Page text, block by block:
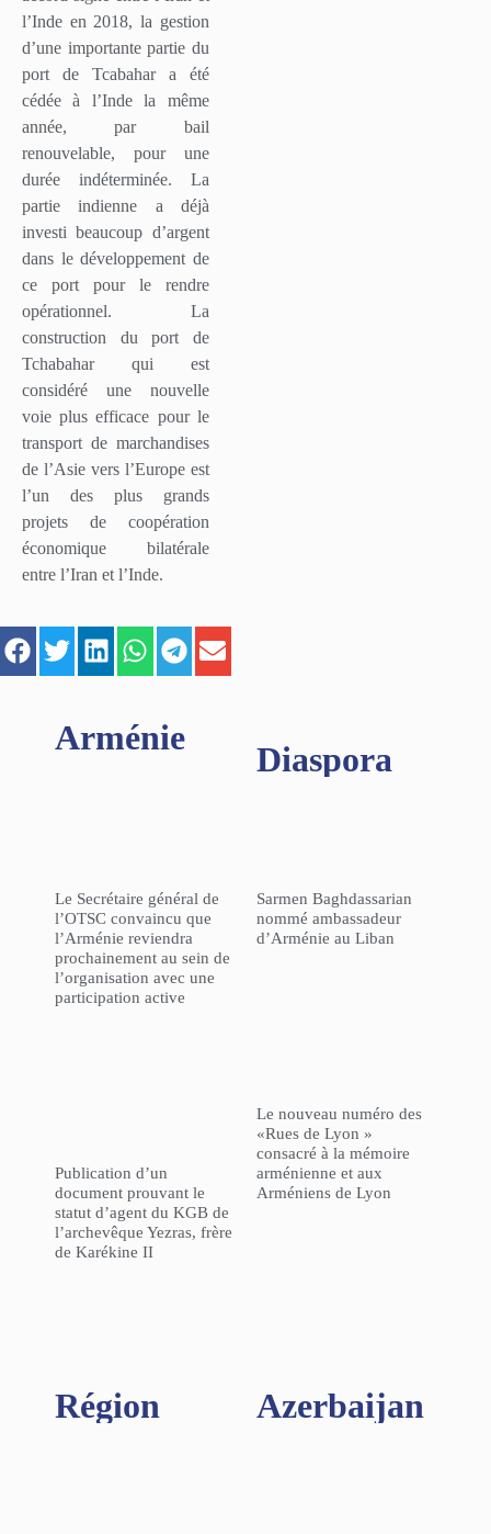
l’Inde en 2018, la gestion
d’une importante partie du
port de Tcabahar a été
cédée à l’Inde la même
année, par bail
renouvelable, pour une
durée indéterminée. La
partie indienne a déjà
investi beaucoup d’argent
dans le développement de
ce port pour le rendre
opérationnel. La
construction du port de
Tchabahar qui est
considéré une nouvelle
voie plus efficace pour le
transport de marchandises
de l’Asie vers l’Europe est
l’un des plus grands
projets de coopération
économique bilatérale
entre l’Iran et l’Inde.
Arménie
Le Secrétaire général de
l’OTSC convaincu que
l’Arménie reviendra
prochainement au sein de
l’organisation avec une
participation active
Publication d’un
document prouvant le
statut d’agent du KGB de
l’archevêque Yezras, frère
de Karékine II
Diaspora
Sarmen Baghdassarian
nommé ambassadeur
d’Arménie au Liban
Le nouveau numéro des
«Rues de Lyon »
consacré à la mémoire
arménienne et aux
Arméniens de Lyon
Région​ Azerbaijan